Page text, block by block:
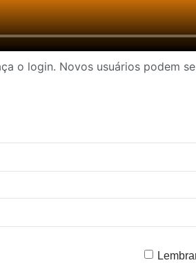
o login. Novos usuários podem